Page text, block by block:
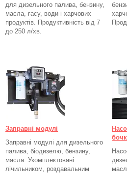
для дизельного палива, бензину,
масла, гасу, води і харчових
продуктів. Продуктивність від 7
до 250 л/хв.
Заправні модулі
Заправні модулі для дизельного
палива, біодизелю, бензину,
масла. Укомплектовані
лічильником, роздавальним